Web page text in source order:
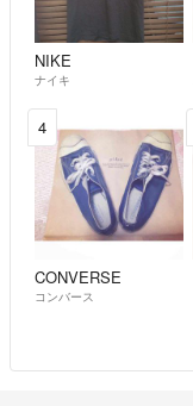
NIKE
ナイキ
4
CONVERSE
コンバース